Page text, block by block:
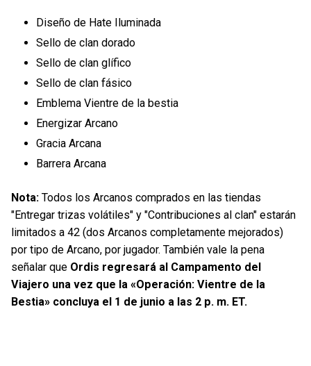
Diseño de Hate Iluminada
Sello de clan dorado
Sello de clan glífico
Sello de clan fásico
Emblema Vientre de la bestia
Energizar Arcano
Gracia Arcana
Barrera Arcana
Nota: Todos los Arcanos comprados en las tiendas
"Entregar trizas volátiles" y "Contribuciones al clan" estarán
limitados a 42 (dos Arcanos completamente mejorados)
por tipo de Arcano, por jugador. También vale la pena
señalar que Ordis regresará al Campamento del
Viajero una vez que la «Operación: Vientre de la
Bestia» concluya el 1 de junio a las 2 p. m. ET.